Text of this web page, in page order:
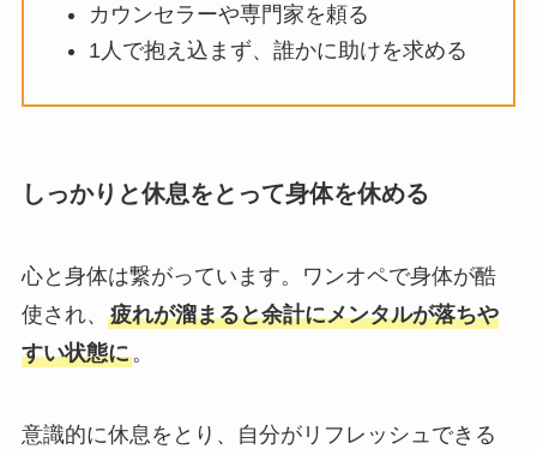
カウンセラーや専門家を頼る
1人で抱え込まず、誰かに助けを求める
しっかりと休息をとって身体を休める
心と身体は繋がっています。ワンオペで身体が酷
使され、 疲れが溜まると余計にメンタルが落ちや
すい状態に。
意識的に休息をとり、自分がリフレッシュできる